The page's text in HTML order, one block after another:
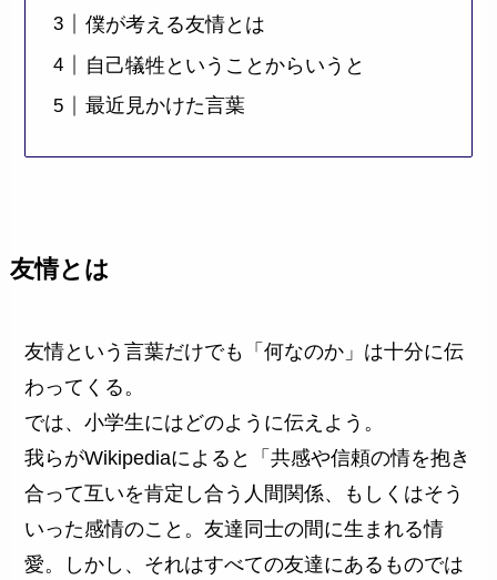
僕が考える友情とは
自己犠牲ということからいうと
最近見かけた言葉
友情とは
友情という言葉だけでも「何なのか」は十分に伝
わってくる。
では、小学生にはどのように伝えよう。
我らがWikipediaによると「共感や信頼の情を抱き
合って互いを肯定し合う人間関係、もしくはそう
いった感情のこと。友達同士の間に生まれる情
愛。しかし、それはすべての友達にあるものでは